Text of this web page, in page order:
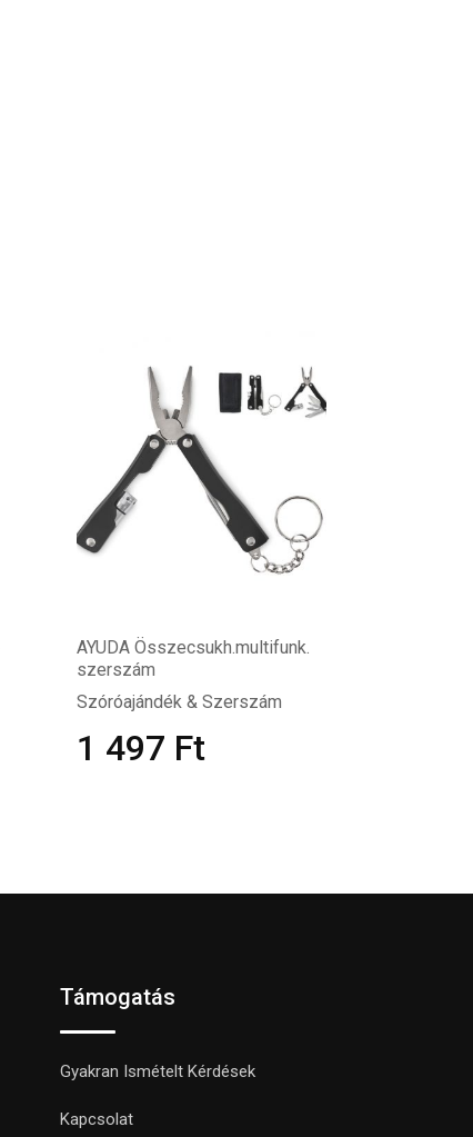
AYUDA Összecsukh.multifunk.
szerszám
Szóróajándék & Szerszám
1 497 Ft
Támogatás
Gyakran Ismételt Kérdések
Kapcsolat